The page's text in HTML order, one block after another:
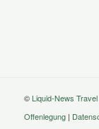
©Liquid-News Travel
Offenlegung|